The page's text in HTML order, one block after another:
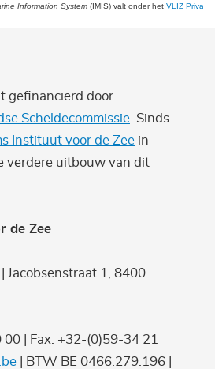
Information System (IMIS) valt onder het VLIZ Privacy
gefinancierd door
Scheldecommissie . Sinds
Instituut voor de Zee in
verdere uitbouw van dit
de Zee
Jacobsenstraat 1, 8400
| Fax: +32-(0)59-34 21
| BTW BE 0466.279.196 |